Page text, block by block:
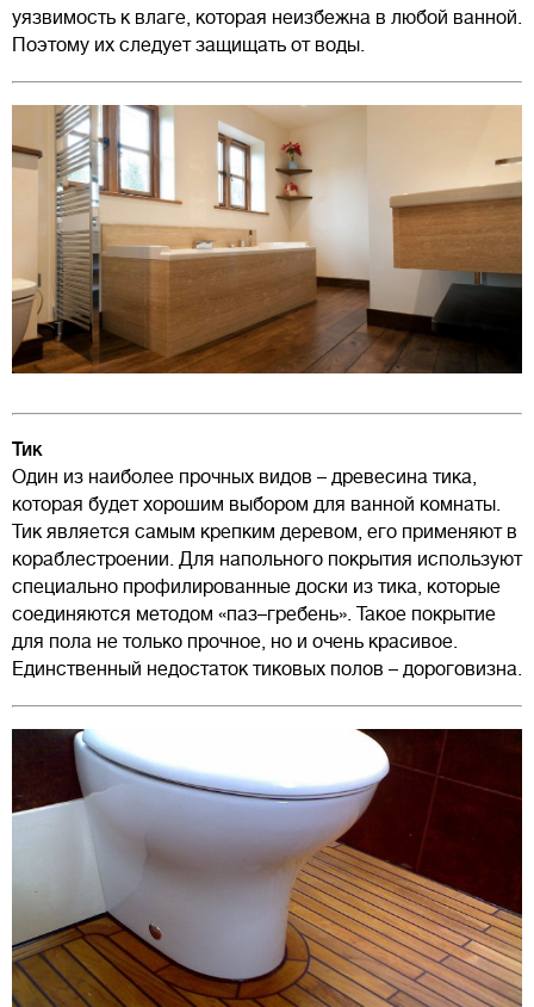
уязвимость к влаге, которая неизбежна в любой ванной.
Поэтому их следует защищать от воды.
Тик
Один из наиболее прочных видов – древесина тика,
которая будет хорошим выбором для ванной комнаты.
Тик является самым крепким деревом, его применяют в
кораблестроении. Для напольного покрытия используют
специально профилированные доски из тика, которые
соединяются методом «паз–гребень». Такое покрытие
для пола не только прочное, но и очень красивое.
Единственный недостаток тиковых полов – дороговизна.